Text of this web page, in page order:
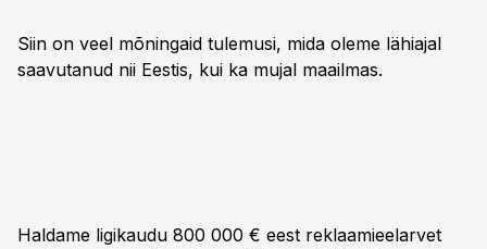
Siin on veel mõningaid tulemusi, mida oleme lähiajal
saavutanud nii Eestis, kui ka mujal maailmas.
Haldame ligikaudu 800 000 € eest reklaamieelarvet